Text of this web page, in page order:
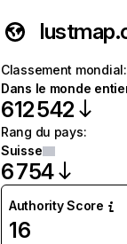
Classement mondial:
Dans le monde
612 542
Rang du pays:
Suisse
6 754
Authority Score
16